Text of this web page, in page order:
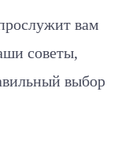
вам
советы,
выбор